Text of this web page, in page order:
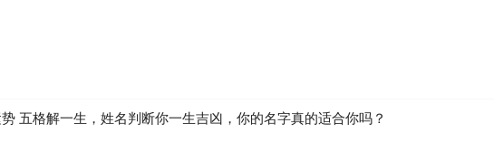
五格解一生，姓名判断你一生吉凶，你的名字真的适合你吗？